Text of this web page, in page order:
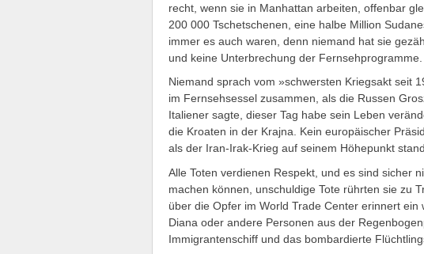
recht, wenn sie in Manhattan arbeiten, offenbar
200 000 Tschetschenen, eine halbe Million
immer es auch waren, denn niemand hat sie
und keine Unterbrechung der Fernsehprogramme.
Niemand sprach vom »schwersten Kriegsakt seit
im Fernsehsessel zusammen, als die Russen
Italiener sagte, dieser Tag habe sein Leben
die Kroaten in der Krajna. Kein europäischer
als der Iran-Irak-Krieg auf seinem Höhepunkt
Alle Toten verdienen Respekt, und es sind sicher
machen können, unschuldige Tote rührten sie zu
über die Opfer im World Trade Center erinnert
Diana oder andere Personen aus der
Immigrantenschiff und das bombardierte